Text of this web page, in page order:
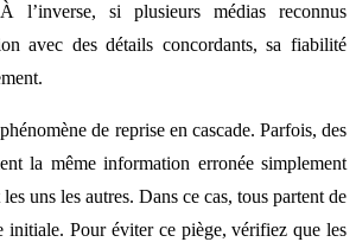
l’inverse, si plusieurs médias reconnus
avec des détails concordants, sa fiabilité
de reprise en cascade. Parfois, des
la même information erronée simplement
uns les autres. Dans ce cas, tous partent de
initiale. Pour éviter ce piège, vérifiez que les